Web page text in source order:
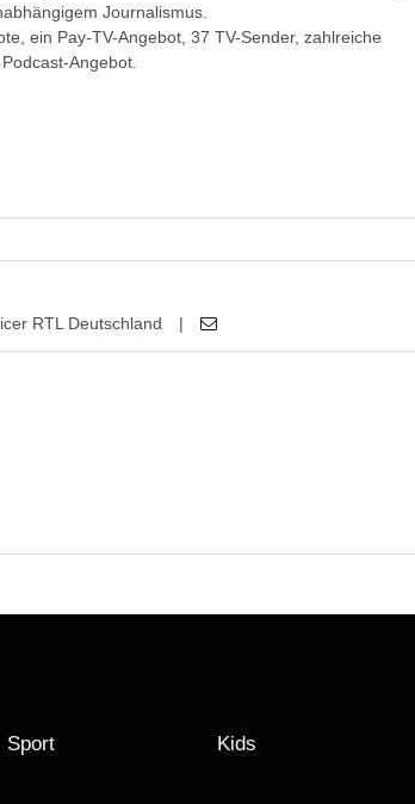
Journalismus.
ein Pay-TV-Angebot, 37 TV-Sender, zahlreiche
Angebot.
RTL Deutschland |
Sport Kids